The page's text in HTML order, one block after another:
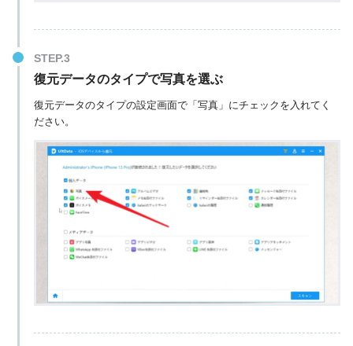
復元データのタイプで写真を選ぶ
復元データのタイプの設定画面で「写真」にチェックを入れてく
ださい。